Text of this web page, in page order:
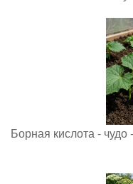
Борная кислота -